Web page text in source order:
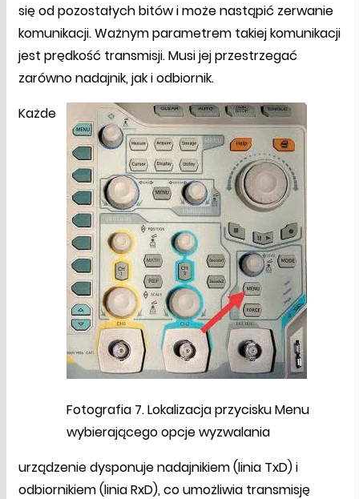
się od pozostałych bitów i może nastąpić zerwanie
komunikacji. Ważnym parametrem takiej komunikacji
jest prędkość transmisji. Musi jej przestrzegać
zarówno nadajnik, jak i odbiornik.
Fotografia 7. Lokalizacja przycisku Menu
wybierającego opcje wyzwalania
Każde
urządzenie dysponuje nadajnikiem (linia TxD) i
odbiornikiem (linia RxD), co umożliwia transmisję